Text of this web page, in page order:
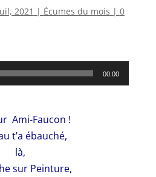
2021 | Écumes du mois | 0
00:00
Ami-Faucon !
t’a ébauché,
là,
sur Peinture,